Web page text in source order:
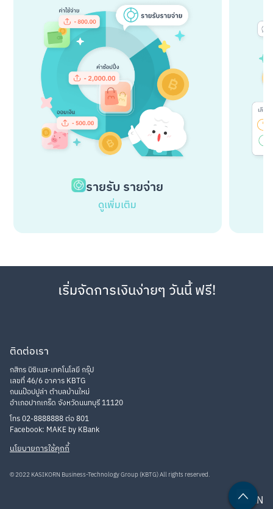
รายรับ รายจ่าย
ดูเพิ่มเติม
ติดต่อเรา
กสิกร บิซิเนส-เทคโนโลยี กรุ๊ป
เลขที่ 46/6 อาคาร KBTG
ถนนป๊อปปูล่า ตำบลบ้านใหม่
อำเภอปากเกร็ด จังหวัดนนทบุรี 11120
โทร 02-8888888 ต่อ 801
Facebook: MAKE by KBank
นโยบายการใช้คุกกี้
เริ่มจัดการเงินง่ายๆ วันนี้ ฟรี!
© 2022 KASIKORN Business-Technology Group (KBTG) All rights reserved.
TH EN